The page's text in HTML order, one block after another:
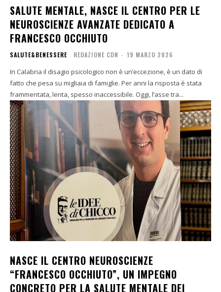
SALUTE MENTALE, NASCE IL CENTRO PER LE
NEUROSCIENZE AVANZATE DEDICATO A
FRANCESCO OCCHIUTO
SALUTE&BENESSERE REDAZIONE CDN - 19 MARZO 2026
In Calabria il disagio psicologico non è un’eccezione, è un dato di
fatto che pesa su migliaia di famiglie. Per anni la risposta è stata
frammentata, lenta, spesso inaccessibile. Oggi, l’asse tra...
NASCE IL CENTRO NEUROSCIENZE
“FRANCESCO OCCHIUTO”, UN IMPEGNO
CONCRETO PER LA SALUTE MENTALE DEI